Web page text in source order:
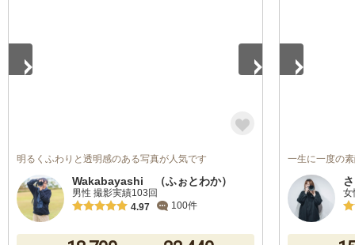
明るくふわりと透明感のある写真が人気です
Wakabayashi （ふぉとわか）
男性 撮影実績103回
4.97
100件
一生に一度の
女